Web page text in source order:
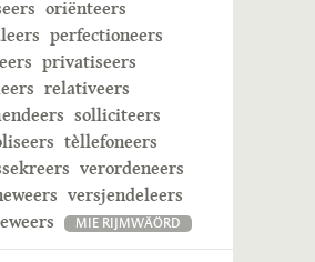
oriënteers
perfectioneers
privatiseers
relativeers
solliciteers
tèllefoneers
verordeneers
versjendeleers
MIE RIJMWÄÖRD